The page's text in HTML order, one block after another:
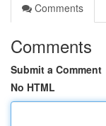
Comments
Comments
Submit a Comment
No HTML